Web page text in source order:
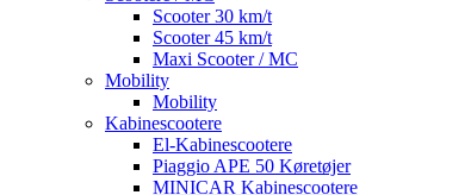
Scooter 30 km/t
Scooter 45 km/t
Maxi Scooter / MC
Mobility
Mobility
Kabinescootere
El-Kabinescootere
Piaggio APE 50 Køretøjer
MINICAR Kabinescootere